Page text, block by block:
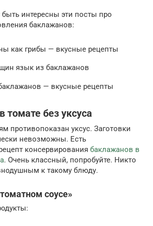
интересны эти посты про
баклажанов:
как грибы — вкусные рецепты
язык из баклажанов
— вкусные рецепты
без уксуса
противопоказан уксус. Заготовки
невозможны. Есть
консервирования баклажанов в
. Очень классный, попробуйте. Никто
к такому блюду.
соусе»